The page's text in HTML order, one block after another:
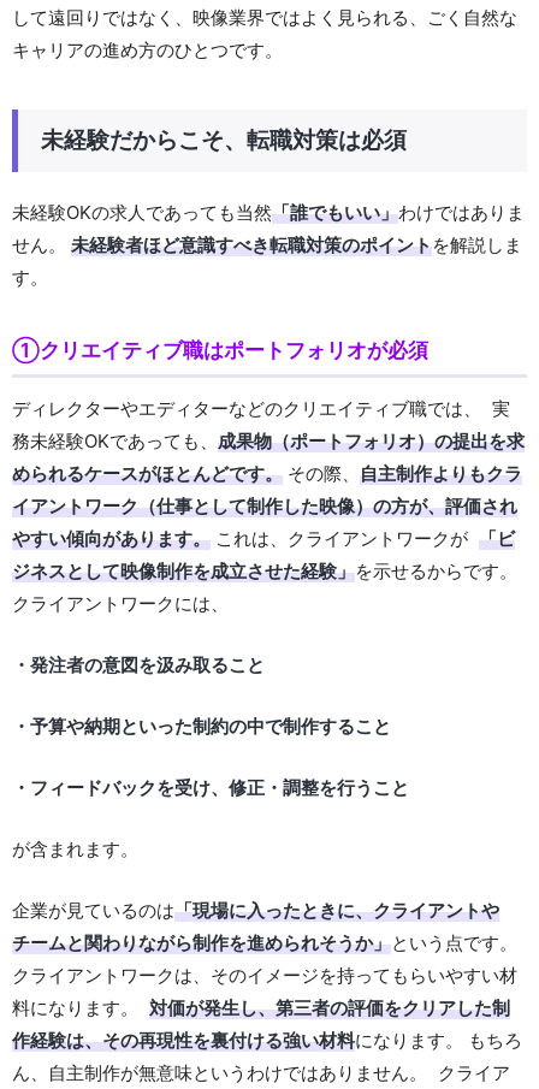
して遠回りではなく、映像業界ではよく見られる、ごく自然な
キャリアの進め方のひとつです。
未経験だからこそ、転職対策は必須
未経験OKの求人であっても当然「誰でもいい」わけではありま
せん。 未経験者ほど意識すべき転職対策のポイントを解説しま
す。
①クリエイティブ職はポートフォリオが必須
ディレクターやエディターなどのクリエイティブ職では、 実
務未経験OKであっても、 成果物（ポートフォリオ）の提出を求
められるケースがほとんどです。 その際、 自主制作よりもクラ
イアントワーク（仕事として制作した映像）の方が、評価され
やすい傾向があります。 これは、クライアントワークが 「ビ
ジネスとして映像制作を成立させた経験」を示せるからです。
クライアントワークには、
・発注者の意図を汲み取ること
・予算や納期といった制約の中で制作すること
・フィードバックを受け、修正・調整を行うこと
が含まれます。
企業が見ているのは「現場に入ったときに、クライアントや
チームと関わりながら制作を進められそうか」という点です。
クライアントワークは、そのイメージを持ってもらいやすい材
料になります。 対価が発生し、第三者の評価をクリアした制
作経験は、その再現性を裏付ける強い材料になります。 もちろ
ん、自主制作が無意味というわけではありません。 クライア